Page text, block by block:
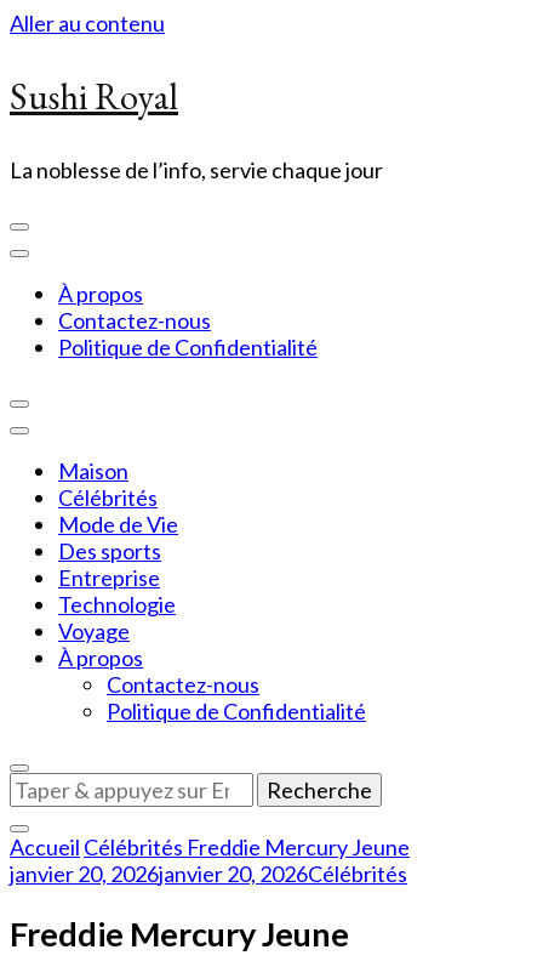
Aller au contenu
Sushi Royal
La noblesse de l’info, servie chaque jour
À propos
Contactez-nous
Politique de Confidentialité
Maison
Célébrités
Mode de Vie
Des sports
Entreprise
Technologie
Voyage
À propos
Contactez-nous
Politique de Confidentialité
Vous
recherchiez
quelque
chose
?
Accueil Célébrités Freddie Mercury Jeune
janvier 20, 2026janvier 20, 2026Célébrités
Freddie Mercury Jeune